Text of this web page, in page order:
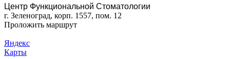
Центр Функциональной Стоматологии
г. Зеленоград, корп. 1557, пом. 12
Проложить маршрут
Яндекс
Карты